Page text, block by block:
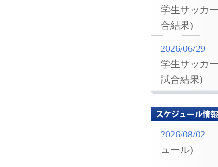
学生サッカ
合結果)
2026/06/29
学生サッカ
試合結果)
2026/08/02
ュール)